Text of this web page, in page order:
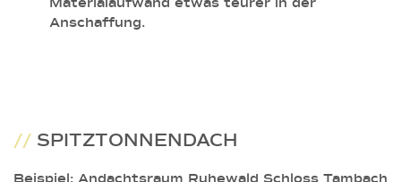
Anschaffung.
// SPITZTONNENDACH
Beispiel: Andachtsraum Ruhewald Schloss Tambach